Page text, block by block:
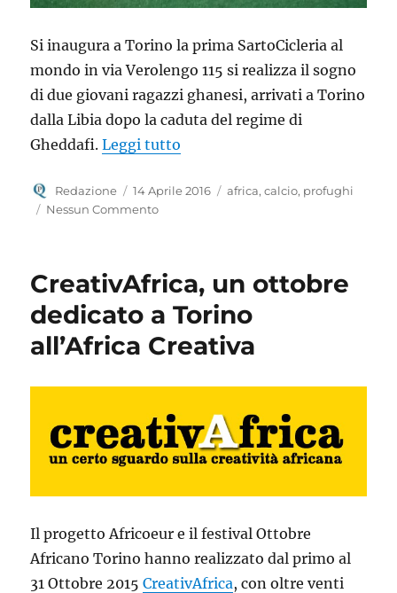
Si inaugura a Torino la prima SartoCicleria al
mondo in via Verolengo 115 si realizza il sogno
di due giovani ragazzi ghanesi, arrivati a Torino
dalla Libia dopo la caduta del regime di
Gheddafi.Leggi tutto
Autore
Redazione
Pubblicato
il
14 Aprile 2016 Tag
africa,calcio, profughi
Nessun Commento
CreativAfrica, un ottobre
dedicato a Torino
all’Africa Creativa
Il progetto Africoeur e il festival Ottobre
Africano Torino hanno realizzato dal primo al
31 Ottobre 2015CreativAfrica, con oltre venti